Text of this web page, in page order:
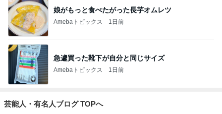
娘がもっと食べたがった長芋オムレツ
Amebaトピックス 1日前
急遽買った靴下が自分と同じサイズ
Amebaトピックス 1日前
芸能人・有名人ブログ TOPへ